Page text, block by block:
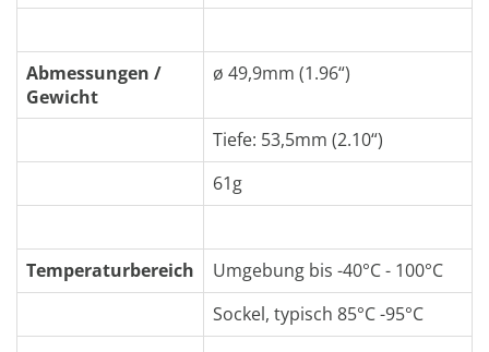
Abmessungen /
Gewicht
ø 49,9mm (1.96“)
Tiefe: 53,5mm (2.10“)
61g
Temperaturbereich
Umgebung bis -40°C - 100°C
Sockel, typisch 85°C -95°C